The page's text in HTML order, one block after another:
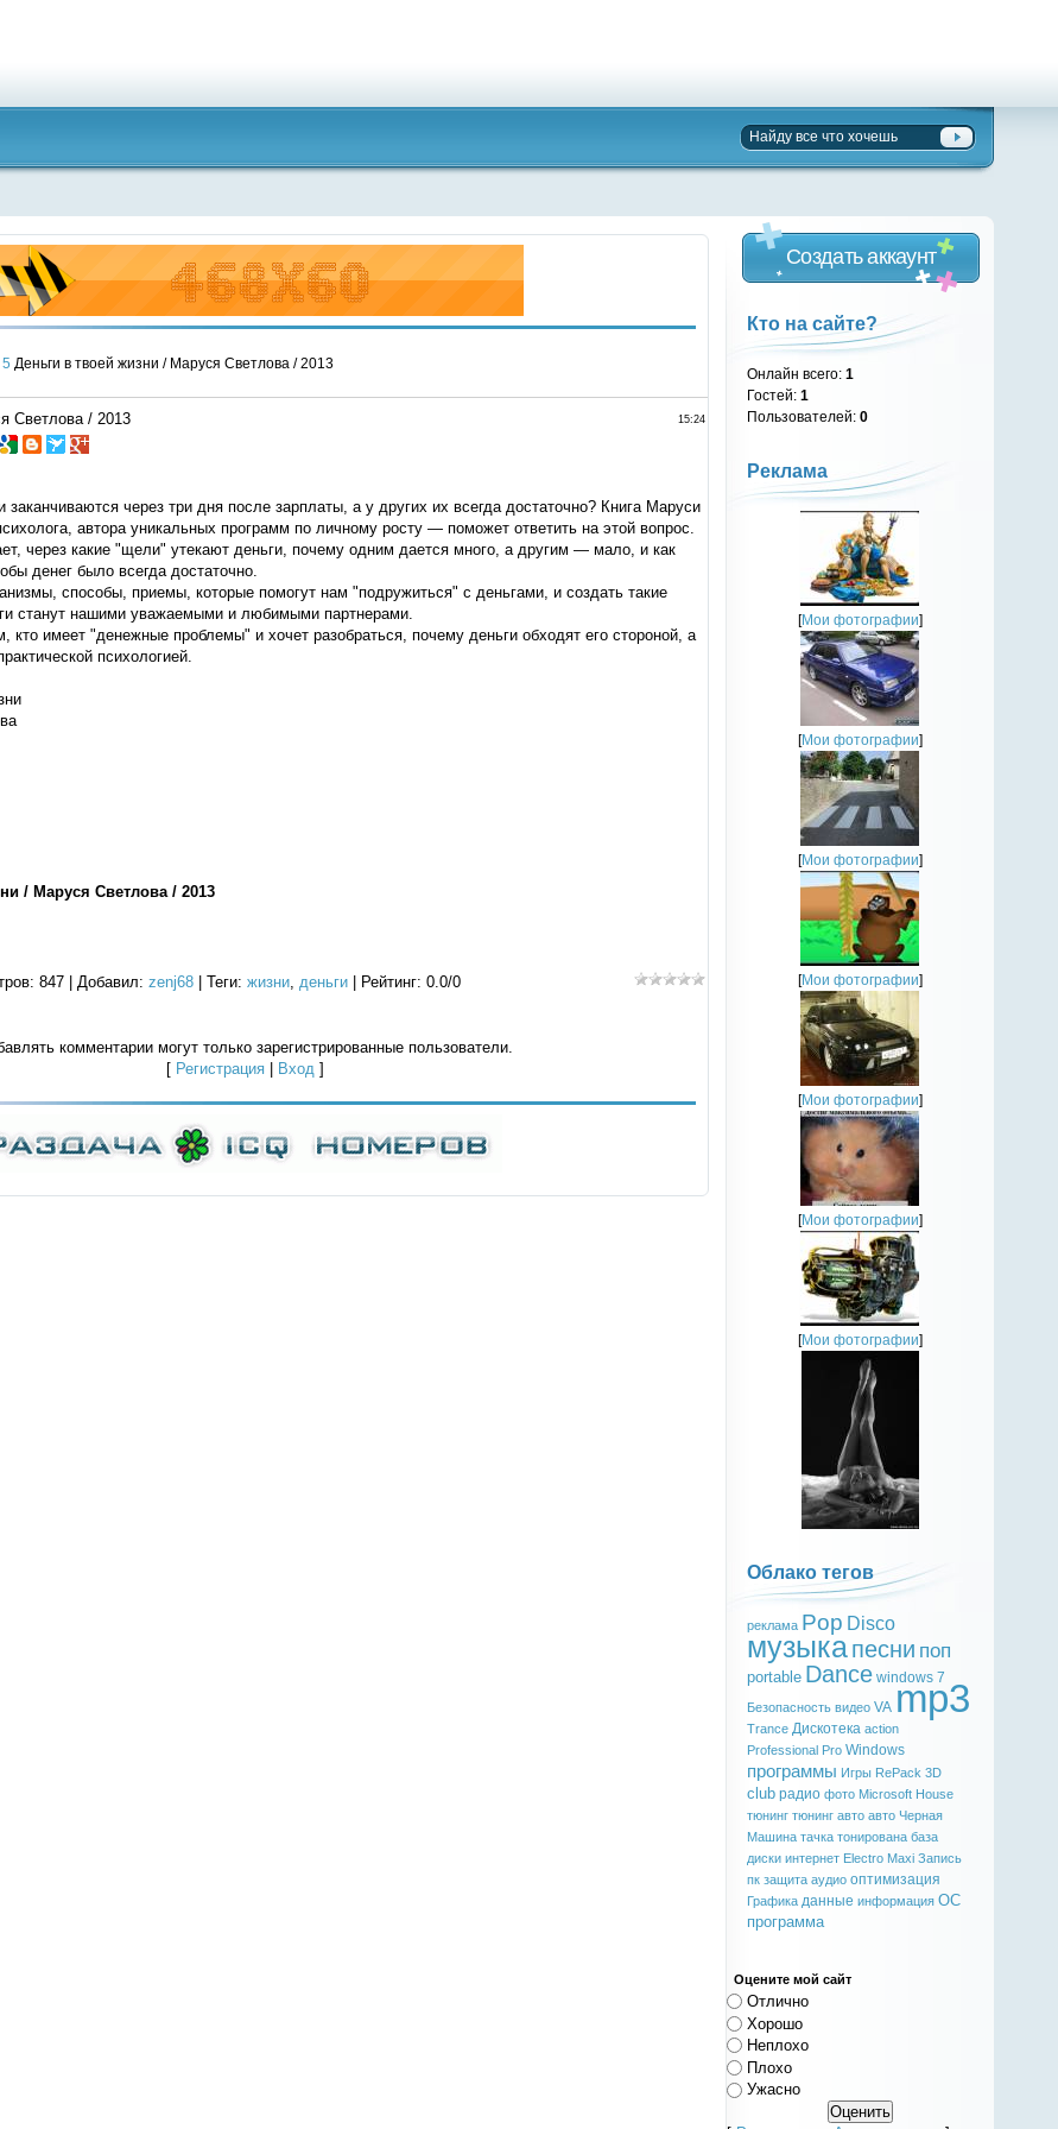
5 Деньги в твоей жизни / Маруся Светлова / 2013
15:24
Светлова / 2013
через три дня после зарплаты, а у других их всегда достаточно? Книга Маруси
автора уникальных программ по личному росту — поможет ответить на этой вопрос.
через какие "щели" утекают деньги, почему одним дается много, а другим — мало, и как
денег было всегда достаточно.
способы, приемы, которые помогут нам "подружиться" с деньгами, и создать такие
станут нашими уважаемыми и любимыми партнерами.
кто имеет "денежные проблемы" и хочет разобраться, почему деньги обходят его стороной, а
психологией.
/ Маруся Светлова / 2013
: 847 | Добавил: zenj68| Теги: жизни, деньги| Рейтинг: 0.0/0
комментарии могут только зарегистрированные пользователи.
[ Регистрация Вход ]
Создать аккаунт
Кто на сайте?
Онлайн всего:1
Гостей:1
Пользователей:0
Реклама
[Мои фотографии]
[Мои фотографии]
[Мои фотографии]
[Мои фотографии]
[Мои фотографии]
[Мои фотографии]
[Мои фотографии]
Облако тегов
реклама Pop Disco
музыкапесни поп
portable Dance windows 7
Безопасность видео VA mp3
Trance Дискотека action
Professional Pro Windows
программы Игры RePack 3D
club радио фото Microsoft House
тюнинг тюнинг авто авто Черная
Машина тачка тонирована база
диски интернет Electro Maxi Запись
пк защита аудио оптимизация
Графика данные информация ОС
программа
Оцените мой сайт
Отлично
Хорошо
Неплохо
Плохо
Ужасно